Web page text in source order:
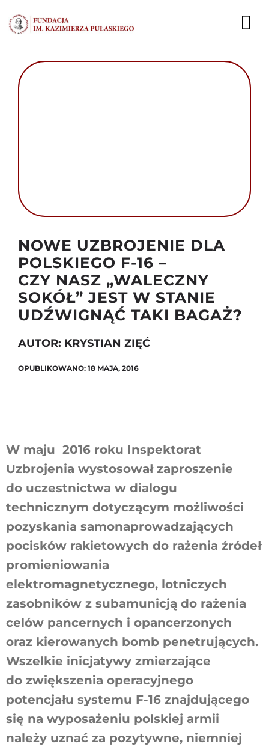
do
zawartości
Szukaj
NOWE UZBROJENIE DLA
POLSKIEGO F-16 –
CZY NASZ „WALECZNY
SOKÓŁ” JEST W STANIE
UDŹWIGNĄĆ TAKI BAGAŻ?
AUTOR: KRYSTIAN ZIĘĆ
OPUBLIKOWANO: 18 MAJA, 2016
W maju 2016 roku Inspektorat
Uzbrojenia wystosował zaproszenie
do uczestnictwa w dialogu
technicznym dotyczącym możliwości
pozyskania samonaprowadzających
pocisków rakietowych do rażenia źródeł
promieniowania
elektromagnetycznego, lotniczych
zasobników z subamunicją do rażenia
celów pancernych i opancerzonych
oraz kierowanych bomb penetrujących.
Wszelkie inicjatywy zmierzające
do zwiększenia operacyjnego
potencjału systemu F-16 znajdującego
się na wyposażeniu polskiej armii
należy uznać za pozytywne, niemniej